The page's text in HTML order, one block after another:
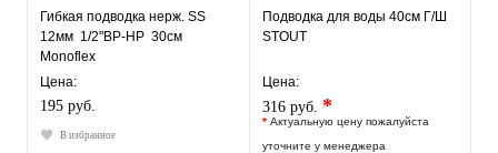
Гибкая подводка нерж. SS
12мм 1/2"ВР-НР 30см
Monoflex
Цена:
195 руб.
В избранное
Подводка для воды 40см Г/Ш
STOUT
Цена:
316 руб. *
* Актуальную цену пожалуйста
уточните у менеджера